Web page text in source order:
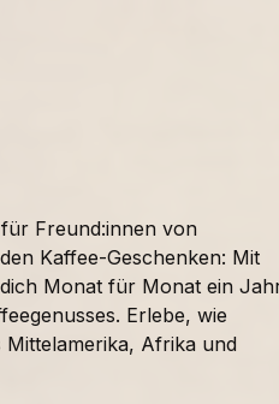
Freund:innen von
Kaffee-Geschenken: Mit
Monat für Monat ein
Erlebe, wie
Mittelamerika, Afrika und